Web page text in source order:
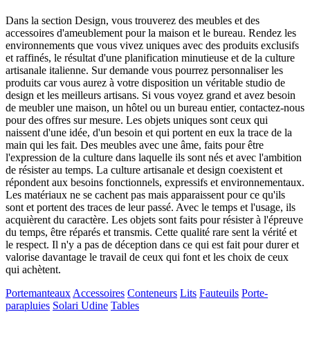
Dans la section Design, vous trouverez des meubles et des
accessoires d'ameublement pour la maison et le bureau. Rendez les
environnements que vous vivez uniques avec des produits exclusifs
et raffinés, le résultat d'une planification minutieuse et de la culture
artisanale italienne. Sur demande vous pourrez personnaliser les
produits car vous aurez à votre disposition un véritable studio de
design et les meilleurs artisans. Si vous voyez grand et avez besoin
de meubler une maison, un hôtel ou un bureau entier, contactez-nous
pour des offres sur mesure. Les objets uniques sont ceux qui
naissent d'une idée, d'un besoin et qui portent en eux la trace de la
main qui les fait. Des meubles avec une âme, faits pour être
l'expression de la culture dans laquelle ils sont nés et avec l'ambition
de résister au temps. La culture artisanale et design coexistent et
répondent aux besoins fonctionnels, expressifs et environnementaux.
Les matériaux ne se cachent pas mais apparaissent pour ce qu'ils
sont et portent des traces de leur passé. Avec le temps et l'usage, ils
acquièrent du caractère. Les objets sont faits pour résister à l'épreuve
du temps, être réparés et transmis. Cette qualité rare sent la vérité et
le respect. Il n'y a pas de déception dans ce qui est fait pour durer et
valorise davantage le travail de ceux qui font et les choix de ceux
qui achètent.
Portemanteaux Accessoires Conteneurs Lits Fauteuils Porte-
parapluies Solari Udine Tables